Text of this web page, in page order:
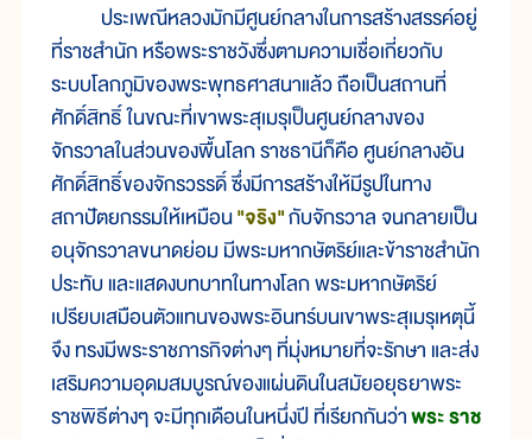
ประเพณีหลวงมักมีศูนย์กลางในการสร้างสรรค์อยู่
ที่ราชสำนัก หรือพระราชวังซึ่งตามความเชื่อเกี่ยวกับ
ระบบโลกภูมิของพระพุทธศาสนาแล้ว ถือเป็นสถานที่
ศักดิ์สิทธิ์ ในขณะที่เขาพระสุเมรุเป็นศูนย์กลางของ
จักรวาลในส่วนของพื้นโลก ราชธานีก็คือ ศูนย์กลางอัน
ศักดิ์สิทธิ์ของจักรวรรดิ์ ซึ่งมีการสร้างให้มีรูปในทาง
สถาปัตยกรรมให้เหมือน"จริง"กับจักรวาล จนกลายเป็น
อนุจักรวาลขนาดย่อม มีพระมหากษัตริย์และข้าราชสำนัก
ประทับ และแสดงบทบาทในทางโลก พระมหากษัตริย์
เปรียบเสมือนตัวแทนของพระอินทร์บนเขาพระสุเมรุเหตุนี้
จึง ทรงมีพระราชภารกิจต่างๆ ที่มุ่งหมายที่จะรักษา และส่ง
เสริมความอุดมสมบูรณ์ของแผ่นดินในสมัยอยุธยาพระ
ราชพิธีต่างๆ จะมีทุกเดือนในหนึ่งปี ที่เรียกกันว่าพระ ราช